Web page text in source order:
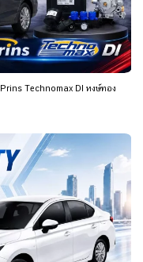
Technomax DI หงษ์ทอง